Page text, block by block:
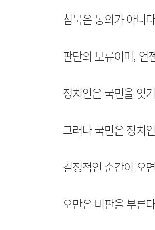
침묵은 동의가 아니
판단의 보류이며, 언
정치인은 국민을 잊
그러나 국민은 정치
결정적인 순간이 오
오만은 비판을 부른